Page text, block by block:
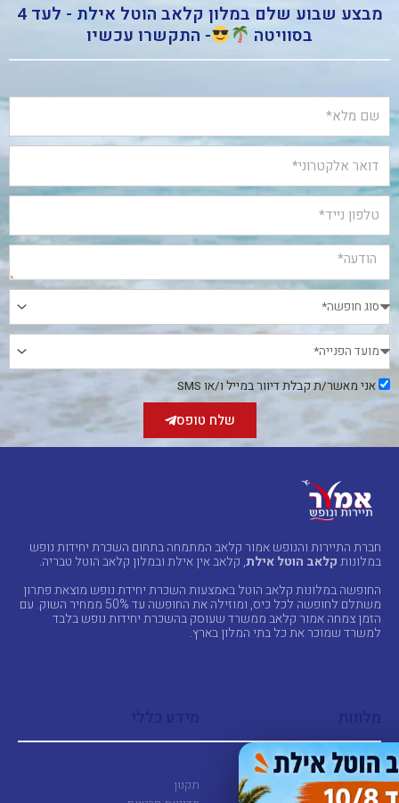
מבצע שבוע שלם במלון קלאב הוטל אילת - לעד 4
בסוויטה
- התקשרו עכשיו
אני
מאשר/ת
קבלת
דיוור
אני מאשר/ת קבלת דיוור במייל ו/או SMS
שלח טופס
חברת התיירות והנופש אמור קלאב המתמחה בתחום השכרת יחידות נופש
במלונותקלאב הוטל אילת, קלאב אין אילת ובמלון קלאב הוטל טבריה.
החופשה במלונות קלאב הוטל באמצעות השכרת יחידת נופש מוצאת פתרון
משתלם לחופשה לכל כיס, ומוזילה את החופשה עד 50% ממחיר השוק. עם
הזמן צמחה אמור קלאב ממשרד שעוסק בהשכרת יחידות נופש בלבד
למשרד שמוכר את כל בתי המלון בארץ.
קלאב הוטל אילת
תקנון